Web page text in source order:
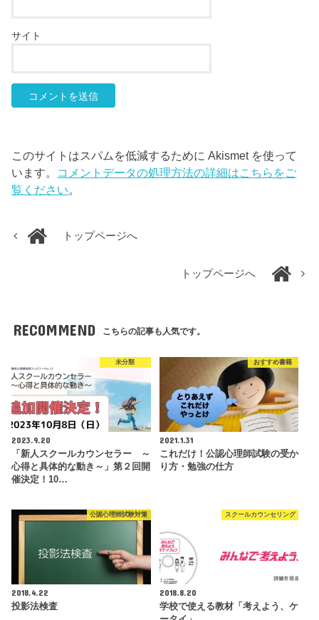
サイト
このサイトはスパムを低減するために Akismet を使って
います。 コメントデータの処理方法の詳細はこちらをご
覧ください。
トップページへ
トップページへ
RECOMMEND こちらの記事も人気です。
未分類
2023.9.20
「新人スクールカウンセラー ～
心得と具体的な動き～」第２回開
催決定！10…
おすすめ書籍
2021.1.31
これだけ！公認心理師試験の受か
り方・勉強の仕方
公認心理師試験対策
2018.4.22
投影法検査
スクールカウンセリング
2018.8.20
学校で使える教材「考えよう、ケ